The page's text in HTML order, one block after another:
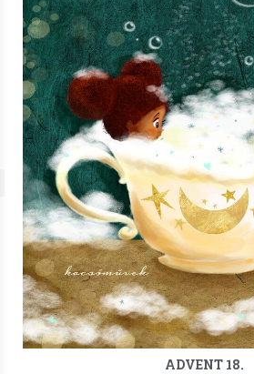
ADVENT 18.